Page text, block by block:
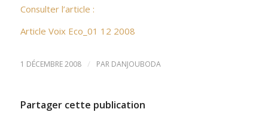
Consulter l’article :
Article Voix Eco_01 12 2008
1 DÉCEMBRE 2008 / PAR DANJOUBODA
Partager cette publication